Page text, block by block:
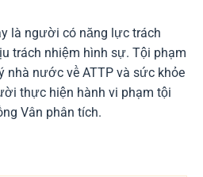
là người có năng lực trách
trách nhiệm hình sự. Tội phạm
nhà nước về ATTP và sức khỏe
thực hiện hành vi phạm tội
Vân phân tích.